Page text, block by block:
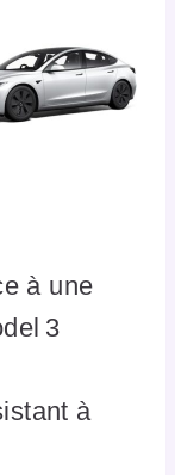
à une
3
à